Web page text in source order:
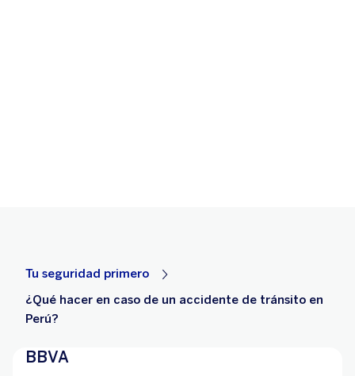
Tu seguridad primero
¿Qué hacer en caso de un accidente de tránsito en
Perú?
BBVA